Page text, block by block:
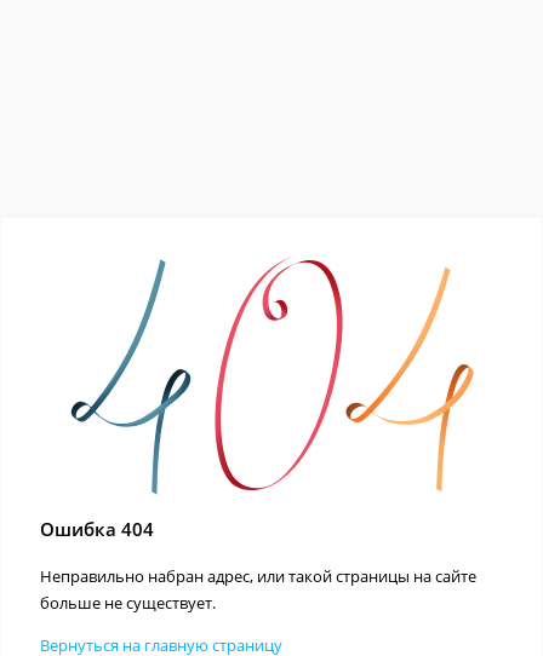
Ошибка 404
Неправильно набран адрес, или такой страницы на сайте
больше не существует.
Вернуться на главную страницу